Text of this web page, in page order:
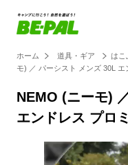
ホーム 道具・ギア はこ
モ) ／ パーシスト メンズ 30L エ
NEMO (ニーモ)
エンドレス プロ